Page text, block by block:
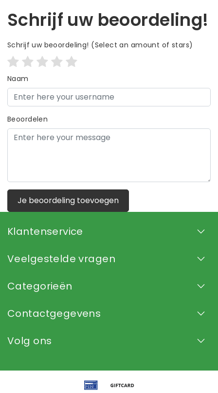
Schrijf uw beoordeling!
Schrijf uw beoordeling! (Select an amount of stars)
Naam
Beoordelen
Je beoordeling toevoegen
Klantenservice
Veelgestelde vragen
Categorieën
Contactgegevens
Volg ons